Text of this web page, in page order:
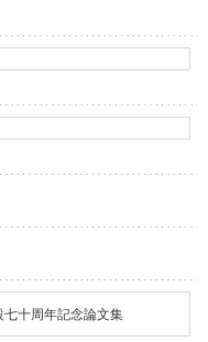
十周年記念論文集